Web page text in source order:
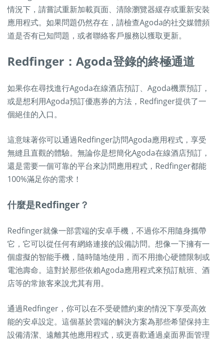
情況下，請嘗試重新加載頁面、清除瀏覽器緩存或重新安裝
應用程式。如果問題仍然存在，請檢查Agoda的社交媒體頻
道是否有已知問題，或者聯絡客戶服務以獲取更新。
Redfinger：Agoda登錄的終極通道
如果你在尋找進行Agoda在線酒店預訂、Agoda機票預訂，
或是想利用Agoda預訂優惠券的方法，Redfinger提供了一
個絕佳的入口。
這意味著你可以通過Redfinger訪問Agoda應用程式，享受
無縫且直觀的體驗。無論你是想簡化Agoda在線酒店預訂，
還是需要一個可靠的平台來訪問應用程式，Redfinger都能
100%滿足你的需求！
什麼是Redfinger？
Redfinger就像一部雲端的安卓手機，不過你不用隨身攜帶
它，它可以從任何有網絡連接的設備訪問。想像一下擁有一
個虛擬的智能手機，隨時隨地使用，而不用擔心硬體限制或
電池壽命。這對於那些依賴Agoda應用程式來預訂航班、酒
店等的常旅客來說尤其有用。
通過Redfinger，你可以在不受硬體約束的情況下享受高效
能的安卓設定。這個基於雲端的解決方案為那些希望保持主
設備清潔、遠離其他應用程式，或更喜歡通過桌面界面管理